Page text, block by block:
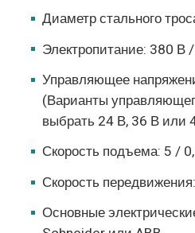
Диаметр стального
Электропитание: 380
Управляющее
(Варианты
выбрать 24 В, 36 В или
Скорость подъема: 5 /
Скорость
Основные